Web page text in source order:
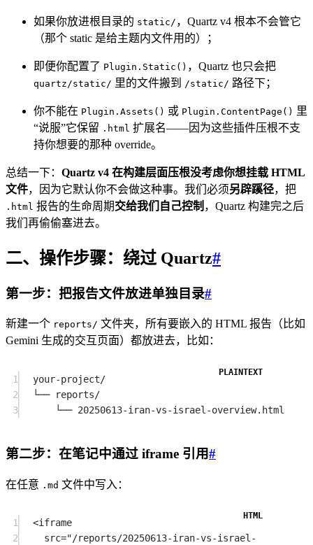
如果你放进根目录的 static/ ，Quartz v4 根本不会管它
（那个 static 是给主题内文件用的）；
即便你配置了 Plugin.Static() ，Quartz 也只会把
quartz/static/ 里的文件搬到 /static/ 路径下；
你不能在 Plugin.Assets() 或 Plugin.ContentPage() 里
“说服”它保留 .html 扩展名——因为这些插件压根不支
持你想要的那种 override。
总结一下： Quartz v4 在构建层面压根没考虑你想挂载 HTML
文件，因为它默认你不会做这种事。我们必须另辟蹊径，把
.html 报告的生命周期交给我们自己控制 ，Quartz 构建完之后
我们再偷偷塞进去。
二、操作步骤：绕过 Quartz#
第一步：把报告文件放进单独目录#
新建一个 reports/ 文件夹，所有要嵌入的 HTML 报告（比如
Gemini 生成的交互页面）都放进去，比如：
1
your-project/
2
└── reports/
3
└── 20250613-iran-vs-israel-overview.html
第二步：在笔记中通过 iframe 引用#
在任意 .md 文件中写入：
1 <iframe
2
src="/reports/20250613-iran-vs-israel-